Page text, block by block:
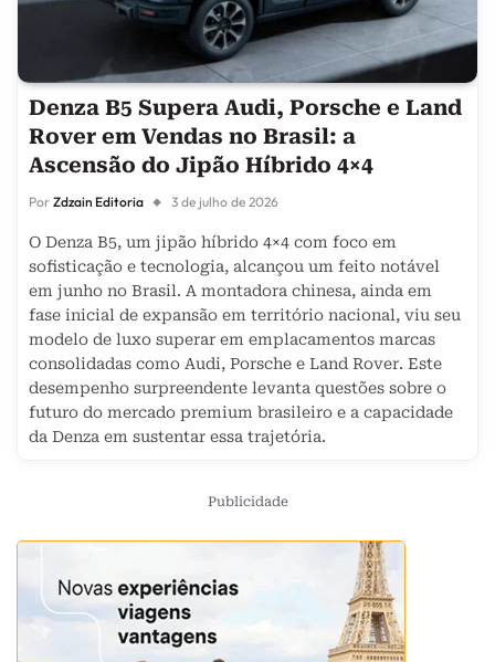
Denza B5 Supera Audi, Porsche e Land
Rover em Vendas no Brasil: a
Ascensão do Jipão Híbrido 4×4
Por Zdzain Editoria 3 de julho de 2026
O Denza B5, um jipão híbrido 4×4 com foco em
sofisticação e tecnologia, alcançou um feito notável
em junho no Brasil. A montadora chinesa, ainda em
fase inicial de expansão em território nacional, viu seu
modelo de luxo superar em emplacamentos marcas
consolidadas como Audi, Porsche e Land Rover. Este
desempenho surpreendente levanta questões sobre o
futuro do mercado premium brasileiro e a capacidade
da Denza em sustentar essa trajetória.
Publicidade